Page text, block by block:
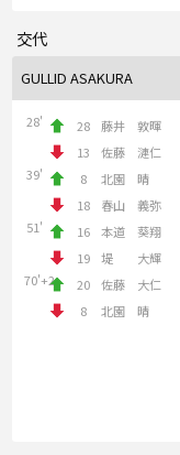
交代
GULLID ASAKURA
28' 28
藤井 敦暉
13
佐藤 漣仁
39'
8
北園 晴
18
春山 義弥
51'
16
本道 葵翔
19
堤 大輝
70'+2
20
佐藤 大仁
8
北園 晴